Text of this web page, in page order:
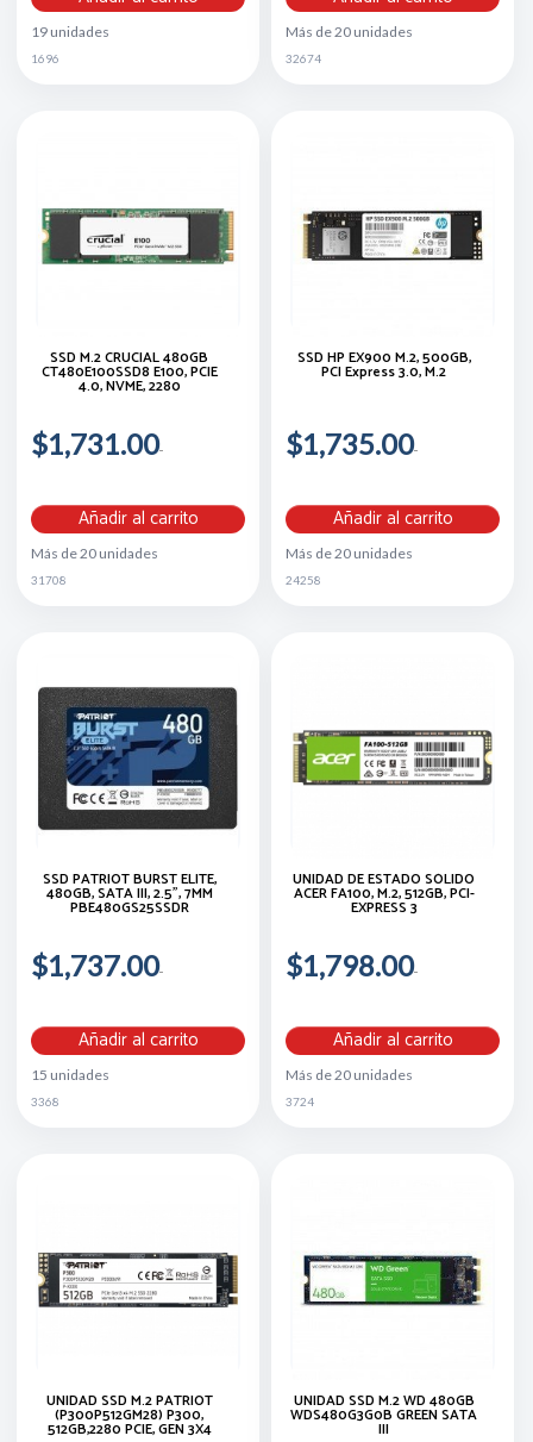
19 unidades
1696
Más de 20 unidades
32674
SSD M.2 CRUCIAL 480GB
CT480E100SSD8 E100, PCIE
4.0, NVME, 2280
$1,731.00
Añadir al carrito
Más de 20 unidades
31708
SSD HP EX900 M.2, 500GB,
PCI Express 3.0, M.2
$1,735.00
Añadir al carrito
Más de 20 unidades
24258
SSD PATRIOT BURST ELITE,
480GB, SATA III, 2.5", 7MM
PBE480GS25SSDR
$1,737.00
Añadir al carrito
15 unidades
3368
UNIDAD DE ESTADO SÓLIDO
ACER FA100, M.2, 512GB, PCI-
EXPRESS 3
$1,798.00
Añadir al carrito
Más de 20 unidades
3724
UNIDAD SSD M.2 PATRIOT
(P300P512GM28) P300,
512GB,2280 PCIE, GEN 3X4
UNIDAD SSD M.2 WD 480GB
WDS480G3G0B GREEN SATA
III